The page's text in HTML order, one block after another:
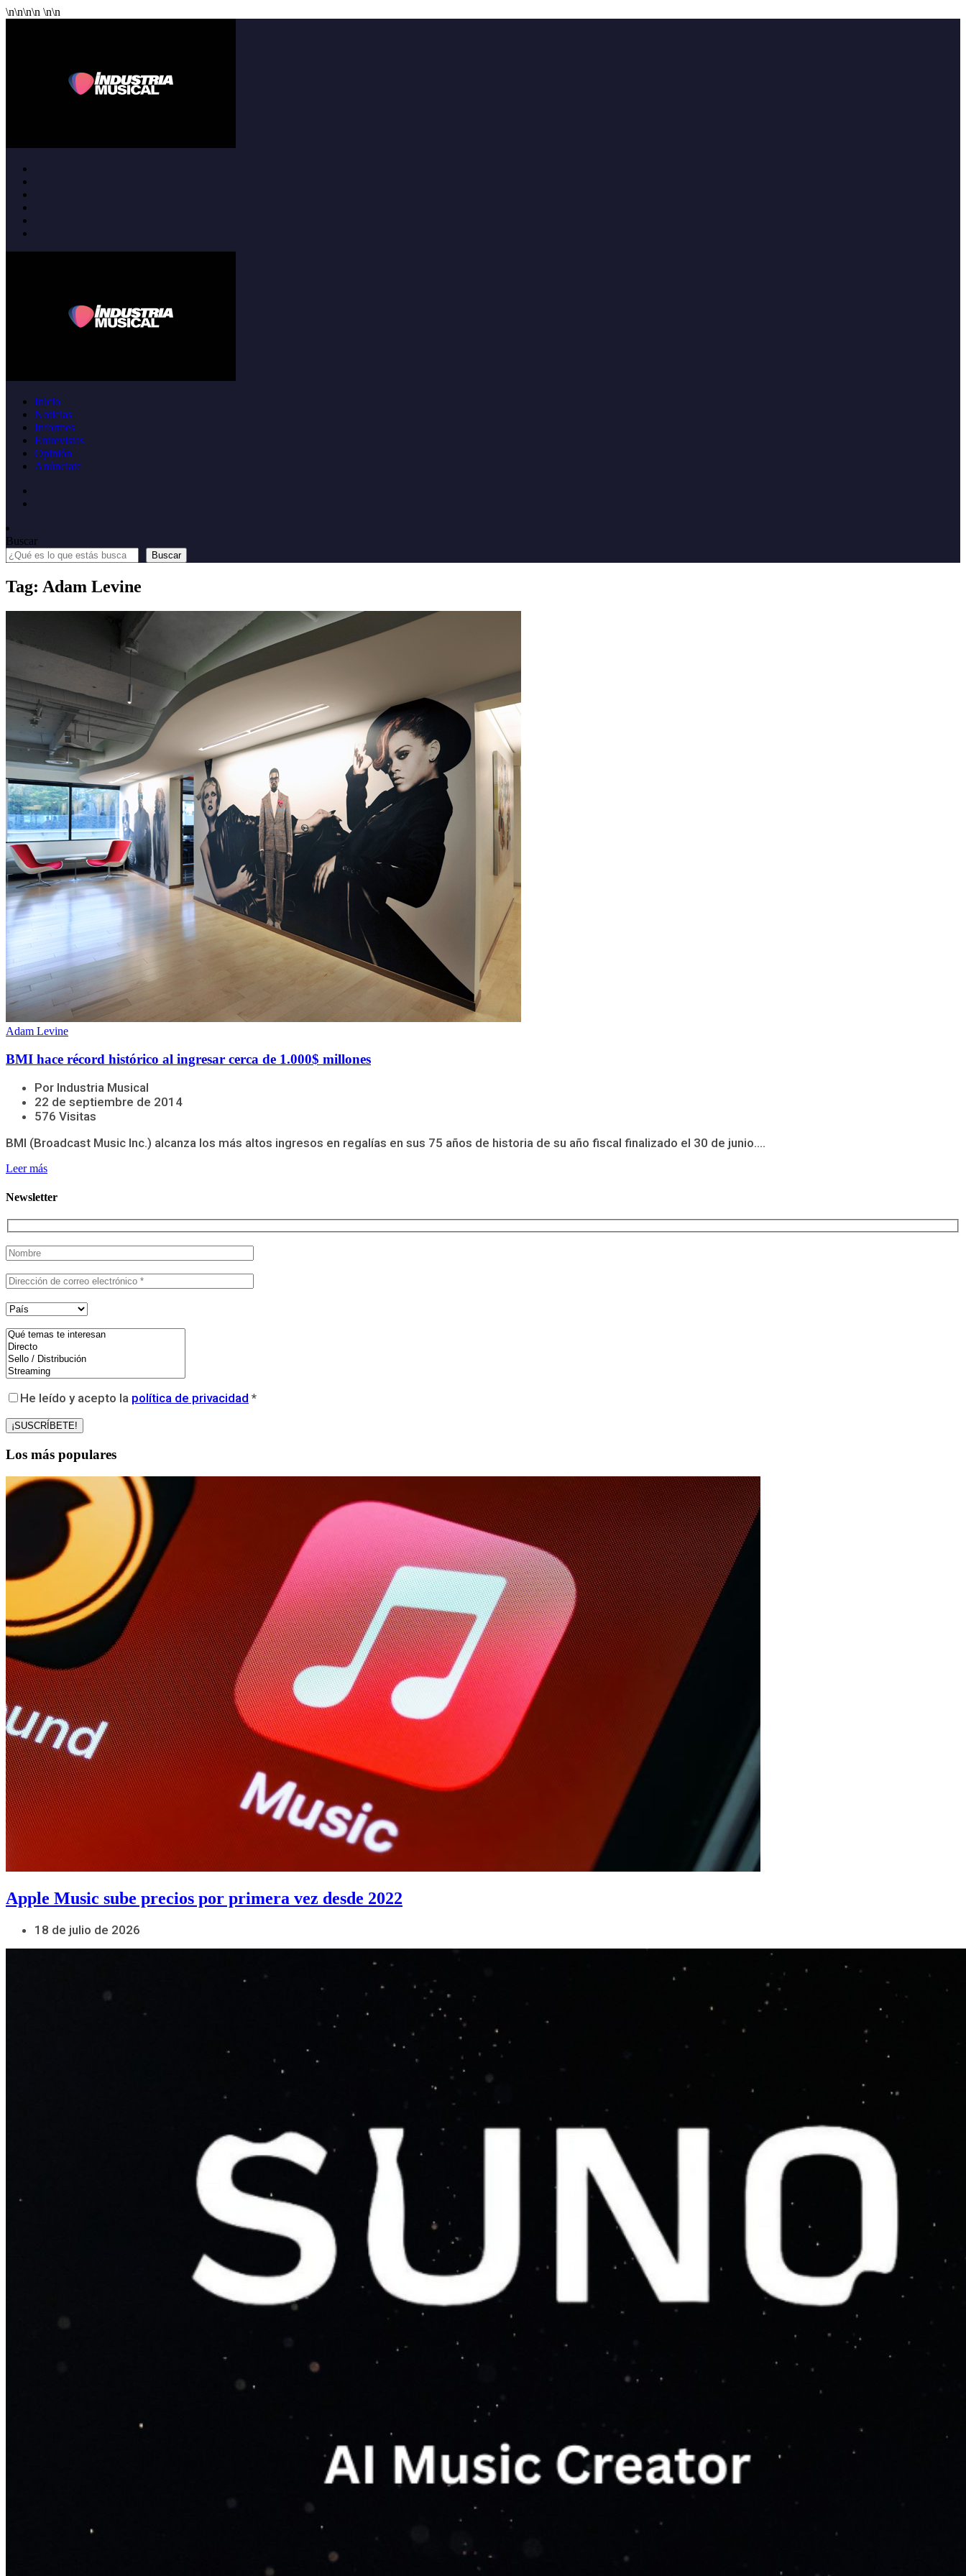
\n\n\n\n \n\n
Inicio
Noticias
Informes
Entrevistas
Opinión
Anúnciate
Buscar
Buscar
Tag: Adam Levine
Adam Levine
BMI hace récord histórico al ingresar cerca de 1.000$ millones
Por Industria Musical
22 de septiembre de 2014
576 Visitas
BMI (Broadcast Music Inc.) alcanza los más altos ingresos en regalías en sus 75 años de historia de su año fiscal finalizado el 30 de junio....
Leer más
Newsletter
He leído y acepto la política de privacidad *
Los más populares
Apple Music sube precios por primera vez desde 2022
18 de julio de 2026